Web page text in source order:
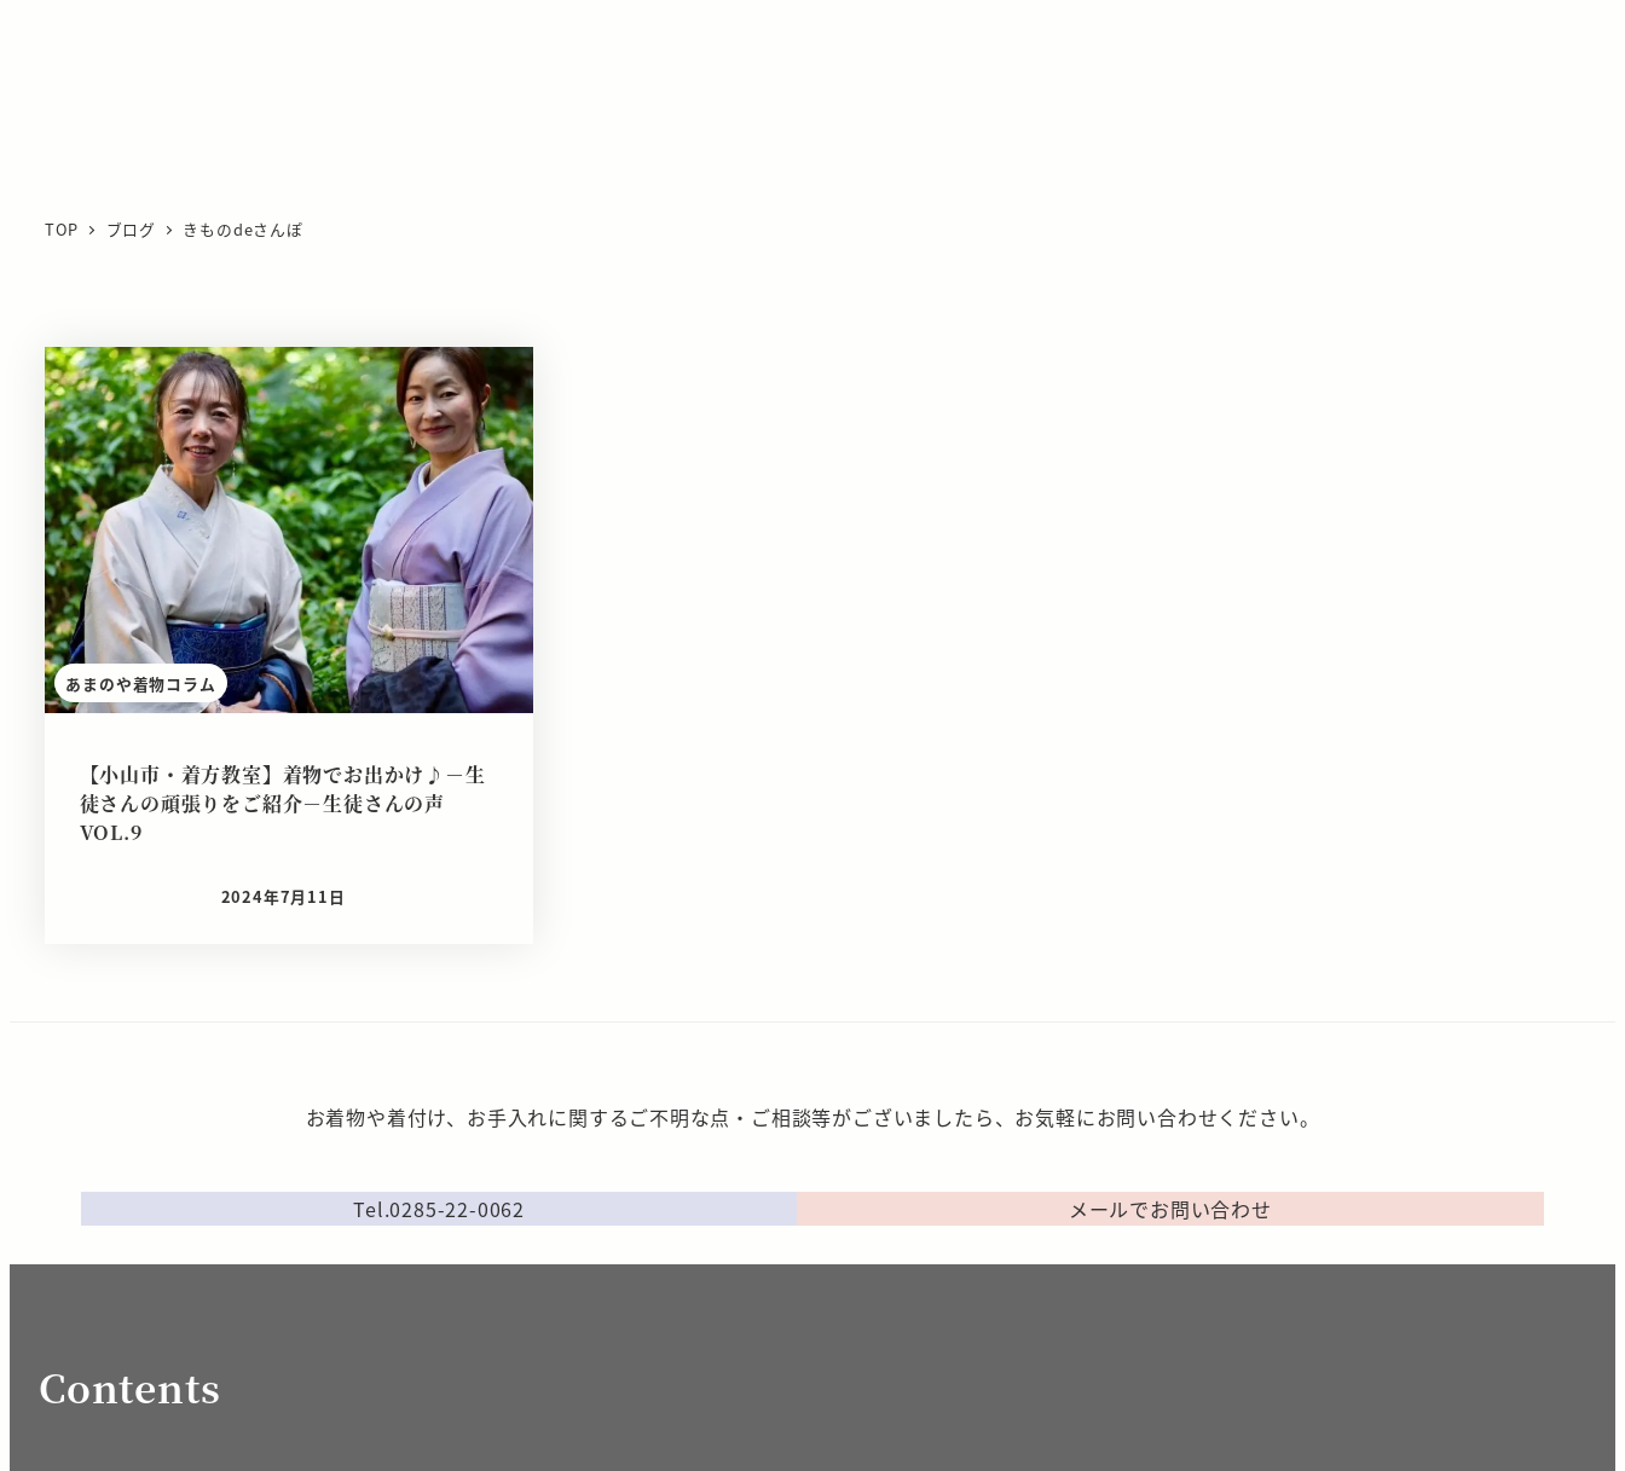
TOP ブログ きものdeさんぽ
あまのや着物コラム
【小山市・着方教室】着物でお出かけ♪－生
徒さんの頑張りをご紹介－生徒さんの声
VOL.9
投稿日
2024年7月11日
お着物や着付け、お手入れに関するご不明な点・ご相談等がございましたら、お気軽にお問い合わせください。
Tel.0285-22-0062 メールでお問い合わせ
Contents